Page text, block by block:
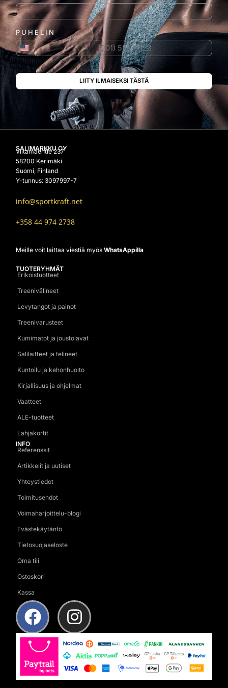
PUHELIN
Yhdysvallat +1
SALIMARKKU OY
Viitamäentie 237
58200 Kerimäki
Suomi, Finland
Y-tunnus: 3097997-7
info@sportkraft.net
+358 44 974 2738
Meille voit laittaa viestiä myös WhatsAppilla
TUOTERYHMÄT
Erikoistuotteet
Treenivälineet
Levytangot ja painot
Treenivarusteet
Kumimatot ja joustolavat
Salilaitteet ja telineet
Kuntoilu ja kehonhuolto
Kirjallisuus ja ohjelmat
Vaatteet
ALE-tuotteet
Lahjakortit
INFO
Referenssit
Artikkelit ja uutiset
Yhteystiedot
Toimitusehdot
Voimaharjoittelu-blogi
Evästekäytäntö
Tietosuojaseloste
Oma tili
Ostoskori
Kassa